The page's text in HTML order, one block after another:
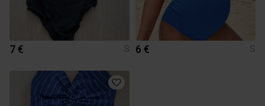
7 € S 6 € S